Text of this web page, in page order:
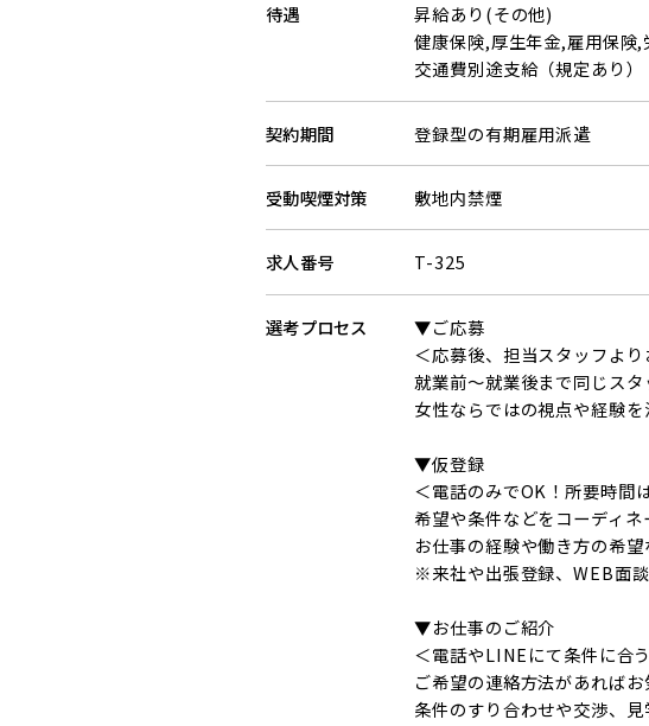
待遇
昇給あり(その他)
健康保険,厚生年金,雇用保険,
交通費別途支給（規定あり）
契約期間 登録型の有期雇用派遣
受動喫煙対策 敷地内禁煙
求人番号 T-325
選考プロセス
▼ご応募
＜応募後、担当スタッフよ
就業前～就業後まで同じスタ
女性ならではの視点や経験
▼仮登録
＜電話のみでOK！所要時間
希望や条件などをコーディネ
お仕事の経験や働き方の希
※来社や出張登録、WEB面
▼お仕事のご紹介
＜電話やLINEにて条件に合
ご希望の連絡方法があれば
条件のすり合わせや交渉、